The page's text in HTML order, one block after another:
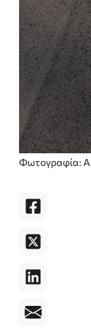
Φωτογραφία: